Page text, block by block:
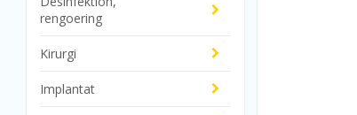
rengoering
Kirurgi
Implantat